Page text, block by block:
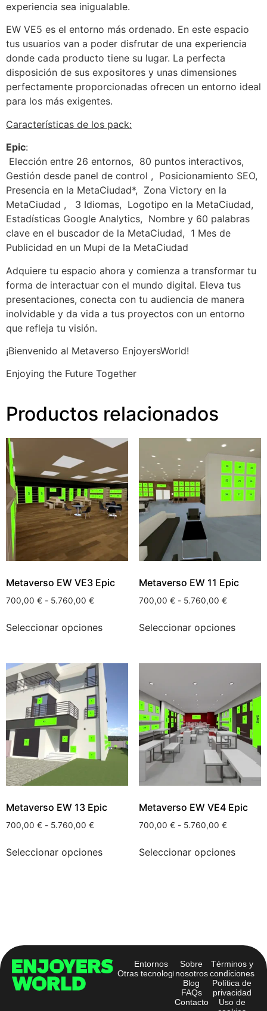
experiencia sea inigualable.
EW VE5 es el entorno más ordenado. En este espacio
tus usuarios van a poder disfrutar de una experiencia
donde cada producto tiene su lugar. La perfecta
disposición de sus expositores y unas dimensiones
perfectamente proporcionadas ofrecen un entorno ideal
para los más exigentes.
Características de los pack:
Epic:
Elección entre 26 entornos, 80 puntos interactivos,
Gestión desde panel de control , Posicionamiento SEO,
Presencia en la MetaCiudad*, Zona Victory en la
MetaCiudad ,
3 Idiomas, Logotipo en la MetaCiudad,
Estadísticas Google Analytics, Nombre y 60 palabras
clave en el buscador de la MetaCiudad, 1 Mes de
Publicidad en un Mupi de la MetaCiudad
Adquiere tu espacio ahora y comienza a transformar tu
forma de interactuar con el mundo digital. Eleva tus
presentaciones, conecta con tu audiencia de manera
inolvidable y da vida a tus proyectos con un entorno
que refleja tu visión.
¡Bienvenido al Metaverso EnjoyersWorld!
Enjoying the Future Together
Productos relacionados
Metaverso EW VE3 Epic
700,00 € - 5.760,00 €
Seleccionar opciones
Metaverso EW 11 Epic
700,00 € - 5.760,00 €
Seleccionar opciones
Metaverso EW 13 Epic
700,00 € - 5.760,00 €
Seleccionar opciones
Metaverso EW VE4 Epic
700,00 € - 5.760,00 €
Seleccionar opciones
Entornos
Otras tecnologías
Sobre
nosotros
Blog
FAQs
Contacto
Términos y
condiciones
Política de
privacidad
Uso de